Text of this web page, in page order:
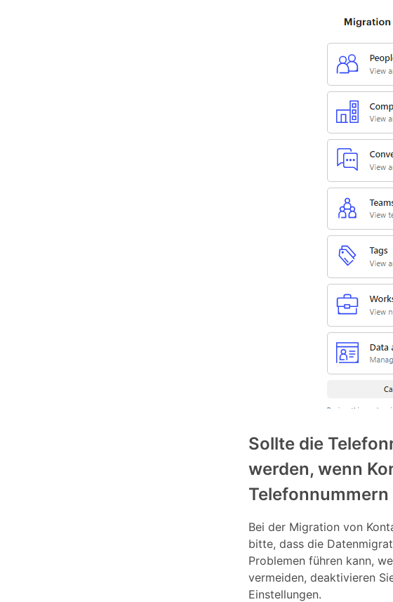
Sollte die
werden, wenn
Bei der Migration von
bitte, dass die
Problemen führen kann,
vermeiden, deaktivieren
Einstellungen.